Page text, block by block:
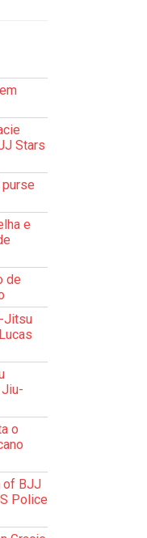
Stars
e
de
Jitsu
o
of BJJ
Police